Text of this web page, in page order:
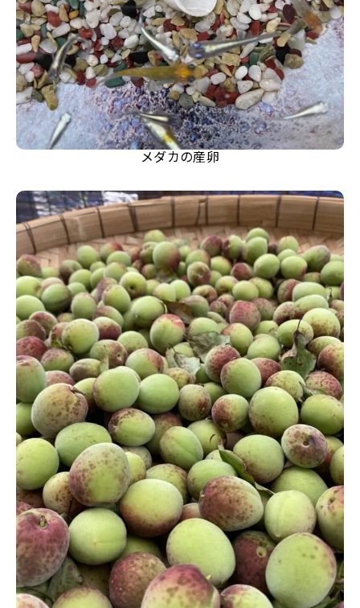
メダカの産卵